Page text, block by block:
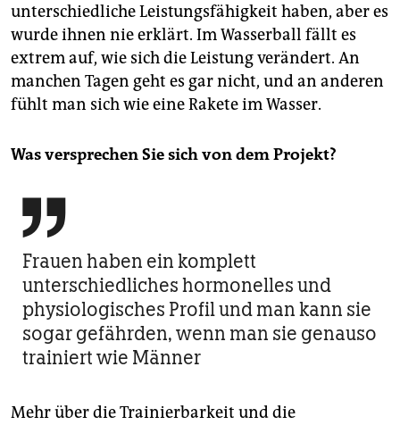
unterschiedliche Leistungsfähigkeit haben, aber es
wurde ihnen nie erklärt. Im Wasserball fällt es
extrem auf, wie sich die Leistung verändert. An
manchen Tagen geht es gar nicht, und an anderen
fühlt man sich wie eine Rakete im Wasser.
Was versprechen Sie sich von dem Projekt?

Frauen haben ein komplett
unterschiedliches hormonelles und
physiologisches Profil und man kann sie
sogar gefährden, wenn man sie genauso
trainiert wie Männer
Mehr über die Trainierbarkeit und die